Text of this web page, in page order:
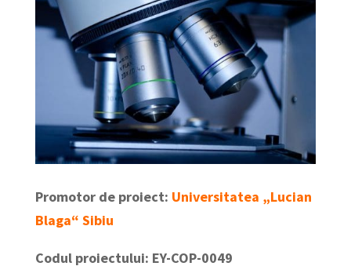
Promotor de proiect: Universitatea „Lucian
Blaga“ Sibiu
Codul proiectului: EY-COP-0049